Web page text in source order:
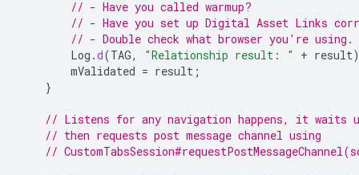
// - Have you called warmup?
// - Have you set up Digital Asset Links
// - Double check what browser you're using.
Log .d(TAG, "Relationship result: " + result
mValidated = result ;
}
// Listens for any navigation happens, it waits
// then requests post message channel using
//